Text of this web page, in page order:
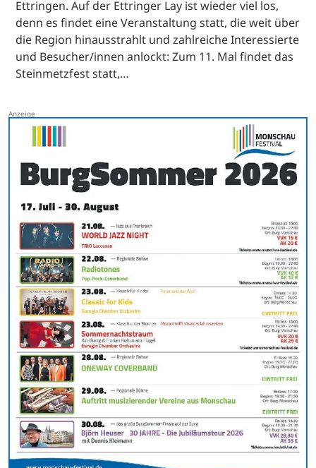
Ettringen. Auf der Ettringer Lay ist wieder viel los,
denn es findet eine Veranstaltung statt, die weit über
die Region hinausstrahlt und zahlreiche Interessierte
und Besucher/innen anlockt: Zum 11. Mal findet das
Steinmetzfest statt,…